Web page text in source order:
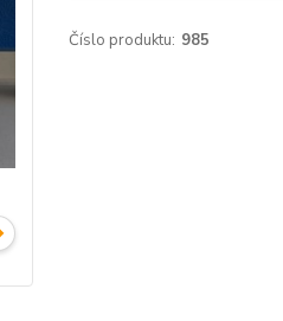
Číslo produktu: 985